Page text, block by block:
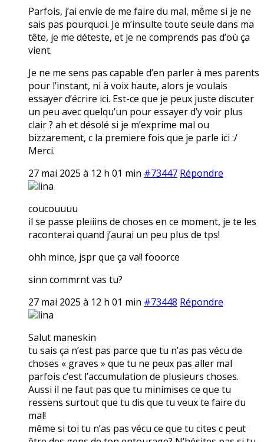
Parfois, j’ai envie de me faire du mal, même si je ne
sais pas pourquoi. Je m’insulte toute seule dans ma
tête, je me déteste, et je ne comprends pas d’où ça
vient.
Je ne me sens pas capable d’en parler à mes parents
pour l’instant, ni à voix haute, alors je voulais
essayer d’écrire ici. Est-ce que je peux juste discuter
un peu avec quelqu’un pour essayer d’y voir plus
clair ? ah et désolé si je m’exprime mal ou
bizzarement, c la premiere fois que je parle ici :/
Merci.
27 mai 2025 à 12 h 01 min #73447 Répondre
lina
coucouuuu
il se passe pleiiins de choses en ce moment, je te les
raconterai quand j’aurai un peu plus de tps!
ohh mince, jspr que ça va!! fooorce
sinn commrnt vas tu?
27 mai 2025 à 12 h 01 min #73448 Répondre
lina
Salut maneskin
tu sais ça n’est pas parce que tu n’as pas vécu de
choses « graves » que tu ne peux pas aller mal
parfois c’est l’accumulation de plusieurs choses.
Aussi il ne faut pas que tu minimises ce que tu
ressens surtout que tu dis que tu veux te faire du
mal!
même si toi tu n’as pas vécu ce que tu cites c peut